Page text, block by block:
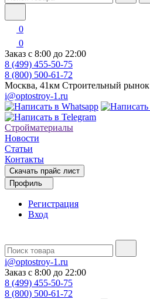
0
0
Заказ с 8:00 до 22:00
8 (499) 455-50-75
8 (800) 500-61-72
Москва, 41км Строительный рынок
i@optostroy-1.ru
Стройматериалы
Новости
Статьи
Контакты
Скачать прайс лист
Профиль
Регистрация
Вход
i@optostroy-1.ru
Заказ с 8:00 до 22:00
8 (499) 455-50-75
8 (800) 500-61-72